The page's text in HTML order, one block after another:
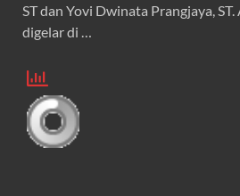
ST dan Yovi Dwinata Prangjaya,
digelar di …